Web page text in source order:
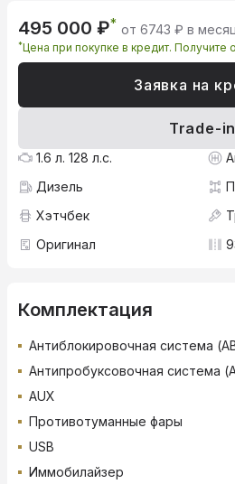
495 000 ₽* от 6743 ₽ в
*Цена при покупке в кредит. Получите
Заявка на
Trade-in
1.6 л. 128 л.с.
Дизель
Хэтчбек
Оригинал
Комплектация
Антиблокировочная система
Антипробуксовочная система
AUX
Противотуманные фары
USB
Иммобилайзер